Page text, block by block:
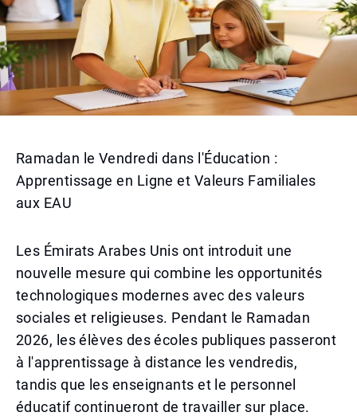
Ramadan le Vendredi dans l'Éducation :
Apprentissage en Ligne et Valeurs Familiales
aux EAU
Les Émirats Arabes Unis ont introduit une
nouvelle mesure qui combine les opportunités
technologiques modernes avec des valeurs
sociales et religieuses. Pendant le Ramadan
2026, les élèves des écoles publiques passeront
à l'apprentissage à distance les vendredis,
tandis que les enseignants et le personnel
éducatif continueront de travailler sur place.